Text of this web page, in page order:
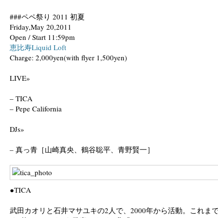
###ペペ祭り 2011 初夏
Friday,May 20,2011
Open / Start 11:59pm
恵比寿Liquid Loft
Charge: 2,000yen(with flyer 1,500yen)
LIVE»
– TICA
– Pepe California
DJs»
– 真っ青［山崎真央、鶴谷聡平、青野賢一］
●TICA
武田カオリと石井マサユキの2人で、2000年から活動。これま